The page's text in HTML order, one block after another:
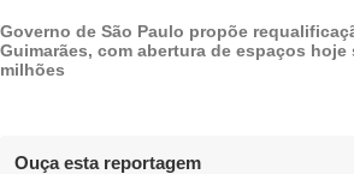
Governo de São Paulo propõe
Guimarães, com abertura de espaços
milhões
Ouça esta reportagem